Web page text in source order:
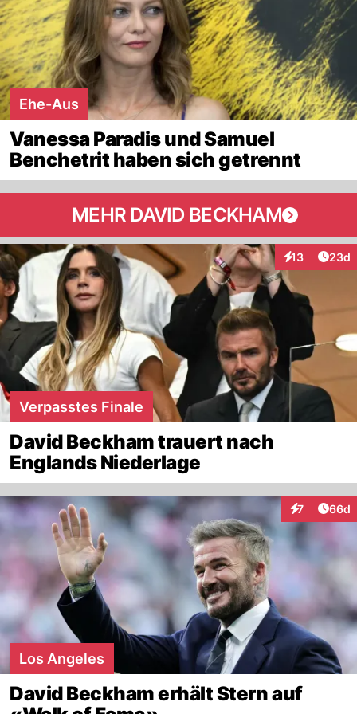
Ehe-Aus
Vanessa Paradis und Samuel
Benchetrit haben sich getrennt
MEHR DAVID BECKHAM
13
Interaktionen
23d
Verpasstes Finale
David Beckham trauert nach
Englands Niederlage
7
Interaktionen
66d
Los Angeles
David Beckham erhält Stern auf